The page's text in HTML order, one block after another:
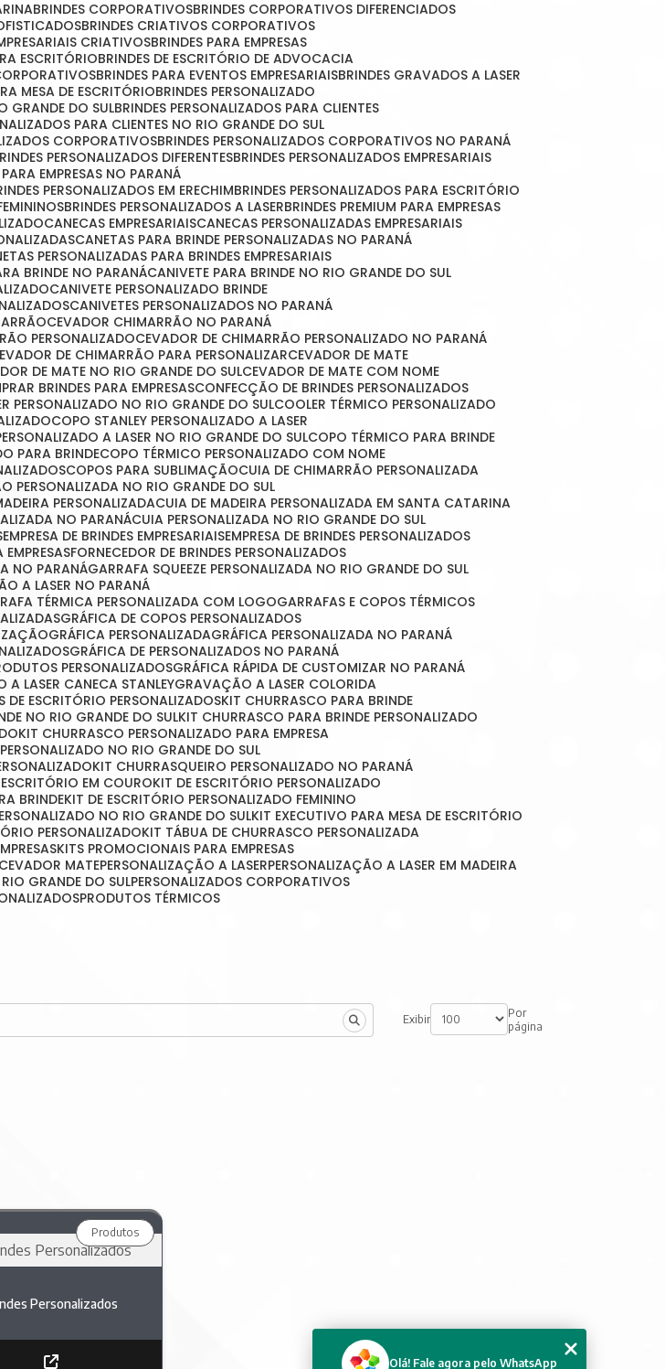
BRINDES CORPORATIVOS BRINDES CORPORATIVOS DIFERENCIADOS
BRINDES CRIATIVOS CORPORATIVOS
CRIATIVOS BRINDES PARA EMPRESAS
ESCRITÓRIO BRINDES DE ESCRITÓRIO DE ADVOCACIA
BRINDES PARA EVENTOS EMPRESARIAIS BRINDES GRAVADOS A LASER
MESA DE ESCRITÓRIO BRINDES PERSONALIZADO
GRANDE DO SUL BRINDES PERSONALIZADOS PARA CLIENTES
PARA CLIENTES NO RIO GRANDE DO SUL
CORPORATIVOS BRINDES PERSONALIZADOS CORPORATIVOS NO PARANÁ
BRINDES PERSONALIZADOS DIFERENTES BRINDES PERSONALIZADOS EMPRESARIAIS
PARA EMPRESAS NO PARANÁ
PERSONALIZADOS EM ERECHIM BRINDES PERSONALIZADOS PARA ESCRITÓRIO
BRINDES PERSONALIZADOS A LASER BRINDES PREMIUM PARA EMPRESAS
CANECAS EMPRESARIAIS CANECAS PERSONALIZADAS EMPRESARIAIS
CANETAS PARA BRINDE PERSONALIZADAS NO PARANÁ
PERSONALIZADAS PARA BRINDES EMPRESARIAIS
BRINDE NO PARANÁ CANIVETE PARA BRINDE NO RIO GRANDE DO SUL
CANIVETE PERSONALIZADO BRINDE
CANIVETES PERSONALIZADOS NO PARANÁ
CEVADOR CHIMARRÃO NO PARANÁ
PERSONALIZADO
CEVADOR DE CHIMARRÃO PERSONALIZADO NO PARANÁ
CEVADOR DE CHIMARRÃO PARA PERSONALIZAR
CEVADOR DE MATE
DE MATE NO RIO GRANDE DO SUL CEVADOR DE MATE COM NOME
BRINDES PARA EMPRESAS CONFECÇÃO DE BRINDES PERSONALIZADOS
PERSONALIZADO NO RIO GRANDE DO SUL COOLER TÉRMICO PERSONALIZADO
COPO STANLEY PERSONALIZADO A LASER
A LASER NO RIO GRANDE DO SUL COPO TÉRMICO PARA BRINDE
PARA BRINDE COPO TÉRMICO PERSONALIZADO COM NOME
COPOS PARA SUBLIMAÇÃO
CUIA DE CHIMARRÃO PERSONALIZADA
PERSONALIZADA NO RIO GRANDE DO SUL
PERSONALIZADA
CUIA DE MADEIRA PERSONALIZADA EM SANTA CATARINA
NO PARANÁ CUIA PERSONALIZADA NO RIO GRANDE DO SUL
EMPRESA DE BRINDES EMPRESARIAIS EMPRESA DE BRINDES PERSONALIZADOS
EMPRESAS FORNECEDOR DE BRINDES PERSONALIZADOS
NO PARANÁ
GARRAFA SQUEEZE PERSONALIZADA NO RIO GRANDE DO SUL
A LASER NO PARANÁ
TÉRMICA PERSONALIZADA COM LOGO
GARRAFAS E COPOS TÉRMICOS
GRÁFICA DE COPOS PERSONALIZADOS
GRÁFICA PERSONALIZADA
GRÁFICA PERSONALIZADA NO PARANÁ
GRÁFICA DE PERSONALIZADOS NO PARANÁ
PERSONALIZADOS
GRÁFICA RÁPIDA DE CUSTOMIZAR NO PARANÁ
A LASER CANECA STANLEY
GRAVAÇÃO A LASER COLORIDA
DE ESCRITÓRIO PERSONALIZADOS KIT CHURRASCO PARA BRINDE
NO RIO GRANDE DO SUL KIT CHURRASCO PARA BRINDE PERSONALIZADO
KIT CHURRASCO PERSONALIZADO PARA EMPRESA
NO RIO GRANDE DO SUL
KIT CHURRASQUEIRO PERSONALIZADO NO PARANÁ
ESCRITÓRIO EM COURO KIT DE ESCRITÓRIO PERSONALIZADO
BRINDE KIT DE ESCRITÓRIO PERSONALIZADO FEMININO
NO RIO GRANDE DO SUL KIT EXECUTIVO PARA MESA DE ESCRITÓRIO
PERSONALIZADO KIT TÁBUA DE CHURRASCO PERSONALIZADA
KITS PROMOCIONAIS PARA EMPRESAS
MATE PERSONALIZAÇÃO A LASER PERSONALIZAÇÃO A LASER EM MADEIRA
GRANDE DO SUL PERSONALIZADOS CORPORATIVOS
PRODUTOS TÉRMICOS
Exibir
Por
página
Personalizados
Produtos
Olá! Fale agora pelo WhatsApp